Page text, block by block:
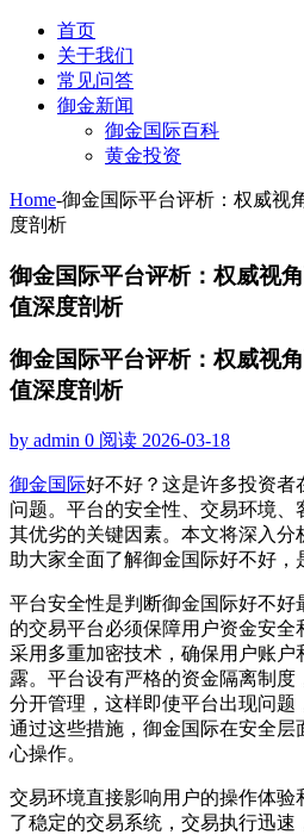
首页
关于我们
常见问答
御金新闻
御金国际百科
黄金投资
Home-御金国际平台评析：权威视
度剖析
御金国际平台评析：权威视
值深度剖析
御金国际平台评析：权威视
值深度剖析
by admin 0 阅读 2026-03-18
御金国际好不好？这是许多投资者
问题。平台的安全性、交易环境
其优劣的关键因素。本文将深入
助大家全面了解御金国际好不好，
平台安全性是判断御金国际好不
的交易平台必须保障用户资金安
采用多重加密技术，确保用户账户
露。平台设有严格的资金隔离制
分开管理，这样即使平台出现问题
通过这些措施，御金国际在安全
心操作。
交易环境直接影响用户的操作体
了稳定的交易系统，交易执行迅